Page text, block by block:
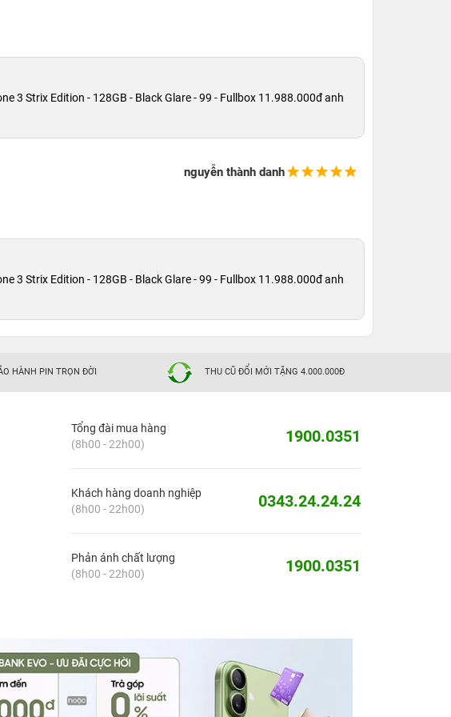
3 Strix Edition - 128GB - Black Glare - 99 - Fullbox 11.988.000đ anh
nguyễn thành danh
3 Strix Edition - 128GB - Black Glare - 99 - Fullbox 11.988.000đ anh
HÀNH PIN TRỌN ĐỜI THU CŨ ĐỔI MỚI TẶNG 4.000.000Đ
Tổng đài mua hàng
(8h00 - 22h00)
1900.0351
Khách hàng doanh nghiệp
(8h00 - 22h00)
0343.24.24.24
Phản ánh chất lượng
(8h00 - 22h00)
1900.0351